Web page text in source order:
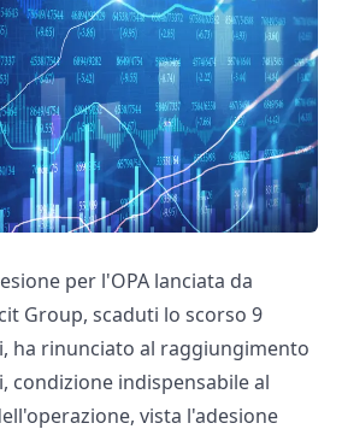
per l'OPA lanciata da
Group, scaduti lo scorso 9
ha rinunciato al raggiungimento
condizione indispensabile al
vista l'adesione